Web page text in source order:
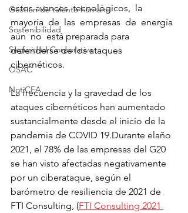
Gestión de talento humano
Sostenibilidad
Seguridad Corporativa
OSAC
NotiCEA
estos avances  tecnológicos,  la
mayoría  de  las  empresas  de  energía
aún  no  está preparada para
defenderse de los ataques
cibernéticos.
La frecuencia y la gravedad de los
ataques cibernéticos han aumentado
sustancialmente desde el inicio de la
pandemia de COVID 19.Durante elaño
2021, el 78% de las empresas del G20
se han visto afectadas negativamente
por un ciberataque, según el
barómetro de resiliencia de 2021 de
FTI Consulting, (FTI Consulting 2021